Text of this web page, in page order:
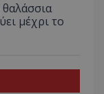
μέχρι το